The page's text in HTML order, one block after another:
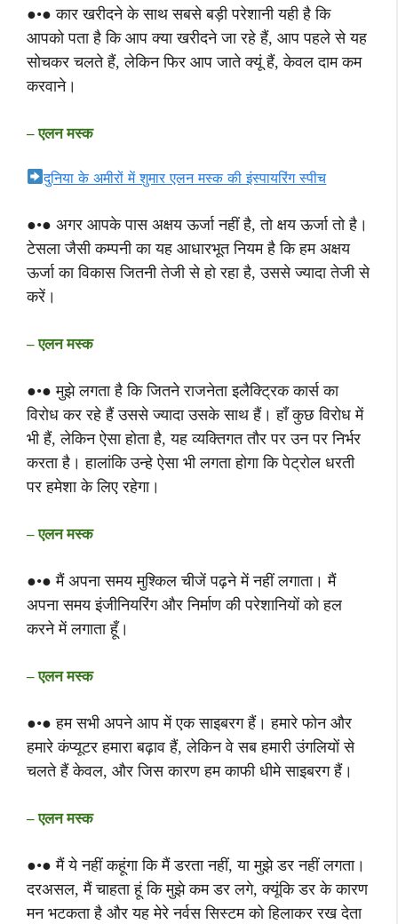
●•● कार खरीदने के साथ सबसे बड़ी परेशानी यही है कि
आपको पता है कि आप क्या खरीदने जा रहे हैं, आप पहले से यह
सोचकर चलते हैं, लेकिन फिर आप जाते क्यूं हैं, केवल दाम कम
करवाने।
– एलन मस्क
दुनिया के अमीरों में शुमार एलन मस्क की इंस्पायरिंग स्पीच
●•● अगर आपके पास अक्षय ऊर्जा नहीं है, तो क्षय ऊर्जा तो है।
टेसला जैसी कम्पनी का यह आधारभूत नियम है कि हम अक्षय
ऊर्जा का विकास जितनी तेजी से हो रहा है, उससे ज्यादा तेजी से
करें।
– एलन मस्क
●•● मुझे लगता है कि जितने राजनेता इलैक्ट्रिक कार्स का
विरोध कर रहे हैं उससे ज्यादा उसके साथ हैं। हाँ कुछ विरोध में
भी हैं, लेकिन ऐसा होता है, यह व्यक्तिगत तौर पर उन पर निर्भर
करता है। हालांकि उन्हे ऐसा भी लगता होगा कि पेट्रोल धरती
पर हमेशा के लिए रहेगा।
– एलन मस्क
●•● मैं अपना समय मुश्किल चीजें पढ़ने में नहीं लगाता। मैं
अपना समय इंजीनियरिंग और निर्माण की परेशानियों को हल
करने में लगाता हूँ।
– एलन मस्क
●•● हम सभी अपने आप में एक साइबरग हैं। हमारे फोन और
हमारे कंप्यूटर हमारा बढ़ाव हैं, लेकिन वे सब हमारी उंगलियों से
चलते हैं केवल, और जिस कारण हम काफी धीमे साइबरग हैं।
– एलन मस्क
●•● मैं ये नहीं कहूंगा कि मैं डरता नहीं, या मुझे डर नहीं लगता।
दरअसल, मैं चाहता हूं कि मुझे कम डर लगे, क्यूंकि डर के कारण
मन भटकता है और यह मेरे नर्वस सिस्टम को हिलाकर रख देता